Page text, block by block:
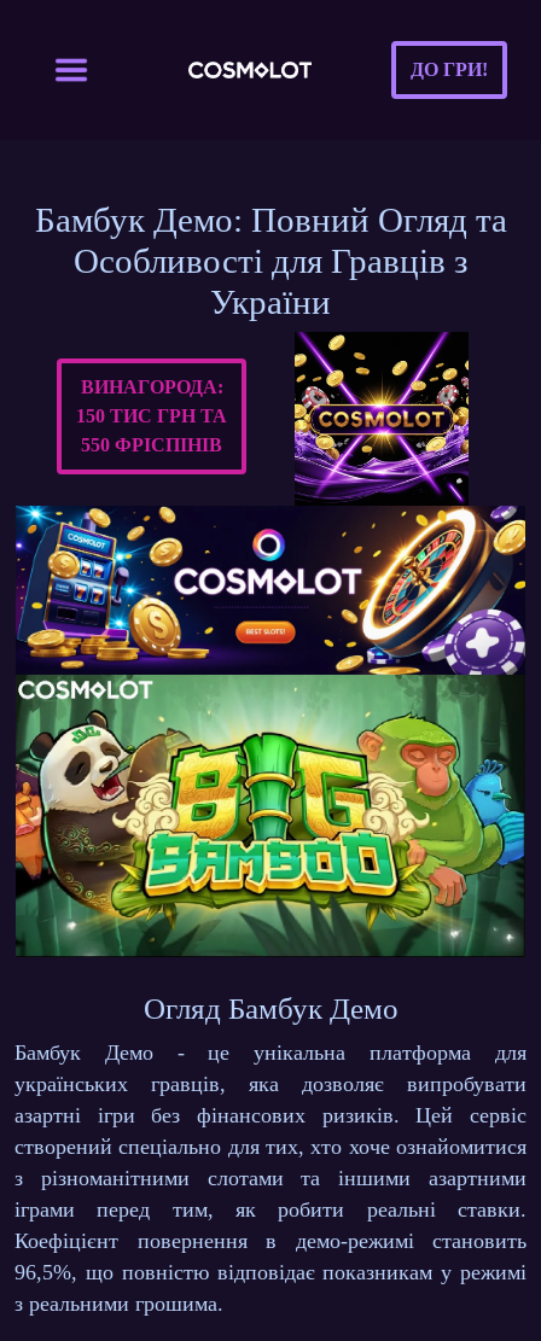
ДО ГРИ!
Бамбук Демо: Повний Огляд та
Особливості для Гравців з
України
ВИНАГОРОДА:
150 ТИС ГРН ТА
550 ФРІСПІНІВ
Огляд Бамбук Демо
Бамбук Демо - це унікальна платформа для
українських гравців, яка дозволяє випробувати
азартні ігри без фінансових ризиків. Цей сервіс
створений спеціально для тих, хто хоче ознайомитися
з різноманітними слотами та іншими азартними
іграми перед тим, як робити реальні ставки.
Коефіцієнт повернення в демо-режимі становить
96,5%, що повністю відповідає показникам у режимі
з реальними грошима.